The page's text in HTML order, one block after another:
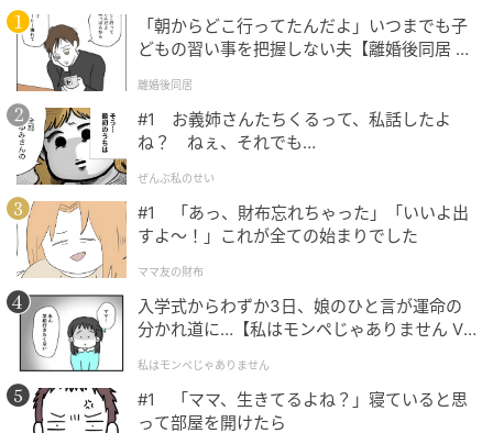
先すると、かえって重たく見えてしまうもの。2026初
夏は、“どれだけ隠せるか”ではなく、“どれだけ軽く見
えるか”がポイントです。袖デザインと素材感を見直し
て、大人世代らしい軽やかな着こなしを楽しんでみて
ください。＜取材・文：beauty news tokyo編集部＞
※画像は生成AIで作成しています ※本記事は大人世代
のファッション理論や2026年春夏トレンドに関する一
般的知見を参考に編集部で構成しています
次の記事
「似合う服が変わってきた…？」40代以降が
見直したい“姿勢と体の重心”の整え方
「朝からどこ行ってたんだよ」いつまでも子
どもの習い事を把握しない夫【離婚後同居 Vo
離婚後同居
#1 お義姉さんたちくるって、私話したよ
ね？ ねぇ、それでも…
ぜんぶ私のせい
#1 「あっ、財布忘れちゃった」「いいよ出
すよ〜！」これが全ての始まりでした
ママ友の財布
入学式からわずか3日、娘のひと言が運命の
分かれ道に…【私はモンペじゃありません Vo
私はモンペじゃありません
#1 「ママ、生きてるよね？」寝ていると思
って部屋を開けたら